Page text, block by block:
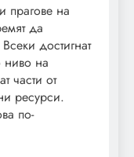
прагове на
да
достигнат
ниво на
части от
ресурси.
по-